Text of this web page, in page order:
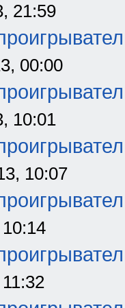
21:59
00:00
10:01
10:07